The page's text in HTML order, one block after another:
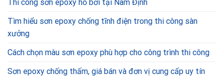
Thi công sơn epoxy hồ bơi tại Nam Định
Tìm hiểu sơn epoxy chống tĩnh điện trong thi công sàn
xưởng
Cách chọn màu sơn epoxy phù hợp cho công trình thi công
Sơn epoxy chống thấm, giá bán và đơn vị cung cấp uy tín